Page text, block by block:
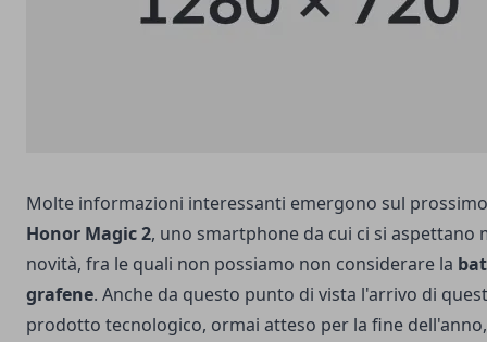
Molte informazioni interessanti emergono sul
Honor Magic 2, uno smartphone da cui ci si aspettano
novità, fra le quali non possiamo non considerare la
grafene. Anche da questo punto di vista l'arrivo di
prodotto tecnologico, ormai atteso per la fine